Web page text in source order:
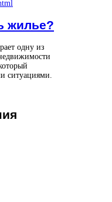
жилье?
одну из
ситуациями.